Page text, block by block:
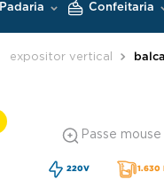
Padaria Confeitaria
expositor vertical
Passe
220V 1.630